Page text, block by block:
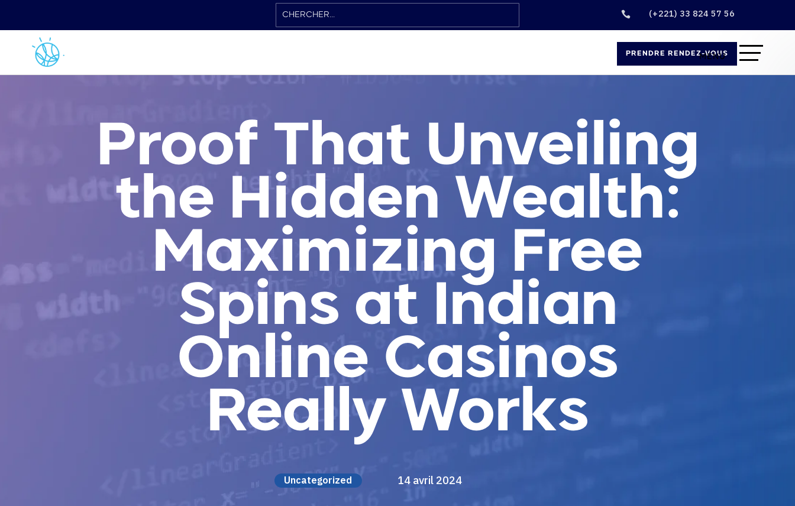
 (+221) 33 824 57 56
PRENDRE RENDEZ-VOUS
Proof That Unveiling
the Hidden Wealth:
Maximizing Free
Spins at Indian
Online Casinos
Really Works
Uncategorized 14 avril 2024